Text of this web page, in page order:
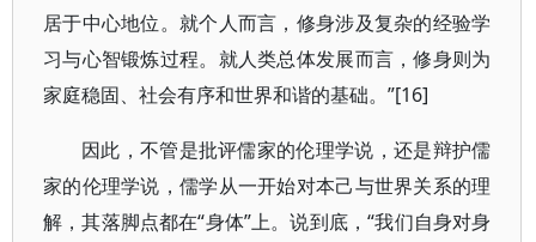
居于中心地位。就个人而言，修身涉及复杂的经验学
习与心智锻炼过程。就人类总体发展而言，修身则为
家庭稳固、社会有序和世界和谐的基础。”[16]
因此，不管是批评儒家的伦理学说，还是辩护儒
家的伦理学说，儒学从一开始对本己与世界关系的理
解，其落脚点都在“身体”上。说到底，“我们自身对身